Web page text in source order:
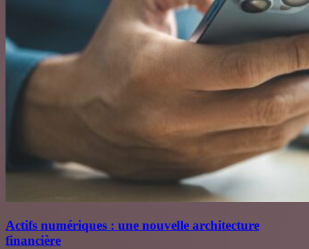
Actifs numériques : une nouvelle architecture
financière